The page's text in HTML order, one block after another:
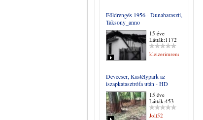
Földrengés 1956 - Dunaharaszti,
Taksony_anno
15 éve
Látták:1172
kleizerimrene
Devecser, Kastélypark az
iszapkatasztrófa után - HD
15 éve
Látták:453
Joli52